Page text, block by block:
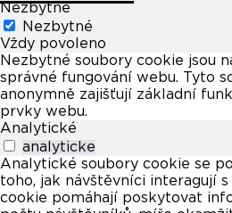
Nezbytné
Nezbytné
Vždy povoleno
Nezbytné soubory cookie jsou
správné fungování webu. Tyto
anonymně zajišťují základní
prvky webu.
Analytické
analyticke
Analytické soubory cookie se
toho, jak návštěvníci interagují
cookie pomáhají poskytovat